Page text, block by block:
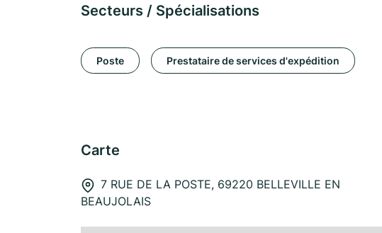
Secteurs / Spécialisations
Poste Prestataire de services d'expédition
Carte
7 RUE DE LA POSTE, 69220 BELLEVILLE EN
BEAUJOLAIS